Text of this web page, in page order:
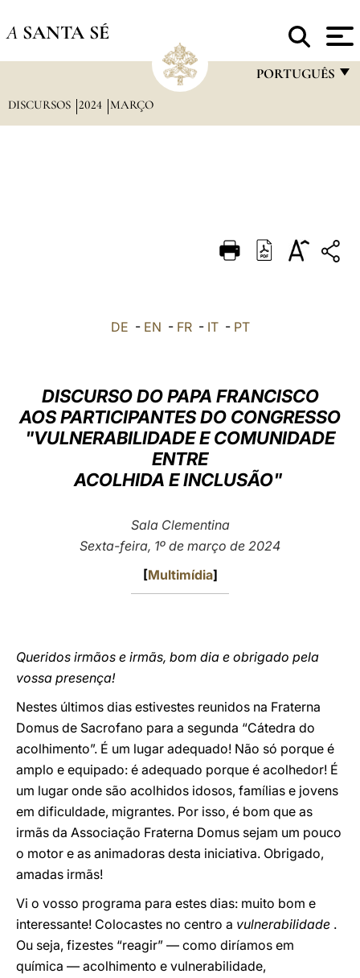
A SANTA SÉ
PORTUGUÊS
DEUTSCH
LATINE
DISCURSOS 2024 MARÇO
DE - EN - FR- IT- PT
DISCURSO DO PAPA FRANCISCO
AOS PARTICIPANTES DO CONGRESSO
"VULNERABILIDADE E COMUNIDADE
ENTRE
ACOLHIDA E INCLUSÃO"
Sala Clementina
Sexta-feira, 1º de março de 2024
[Multimídia]
Queridos irmãos e irmãs, bom dia e obrigado pela
vossa presença!
Nestes últimos dias estivestes reunidos na Fraterna
Domus de Sacrofano para a segunda “Cátedra do
acolhimento”. É um lugar adequado! Não só porque é
amplo e equipado: é adequado porque é acolhedor! É
um lugar onde são acolhidos idosos, famílias e jovens
em dificuldade, migrantes. Por isso, é bom que as
irmãs da Associação Fraterna Domus sejam um pouco
o motor e as animadoras desta iniciativa. Obrigado,
amadas irmãs!
Vi o vosso programa para estes dias: muito bom e
interessante! Colocastes no centro a vulnerabilidade .
Ou seja, fizestes “reagir” — como diríamos em
química — acolhimento e vulnerabilidade,